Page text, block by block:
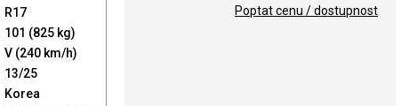
R17
101 (825 kg)
V (240 km/h)
13/25
Korea
Poptat cenu / dostupnost